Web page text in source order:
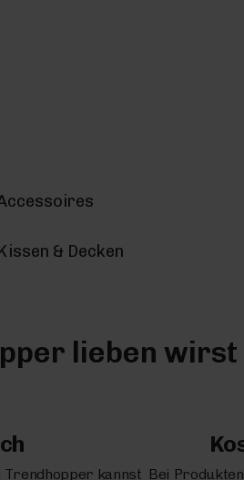
& Decken
lieben wirst
Trendhopper kannst Bei